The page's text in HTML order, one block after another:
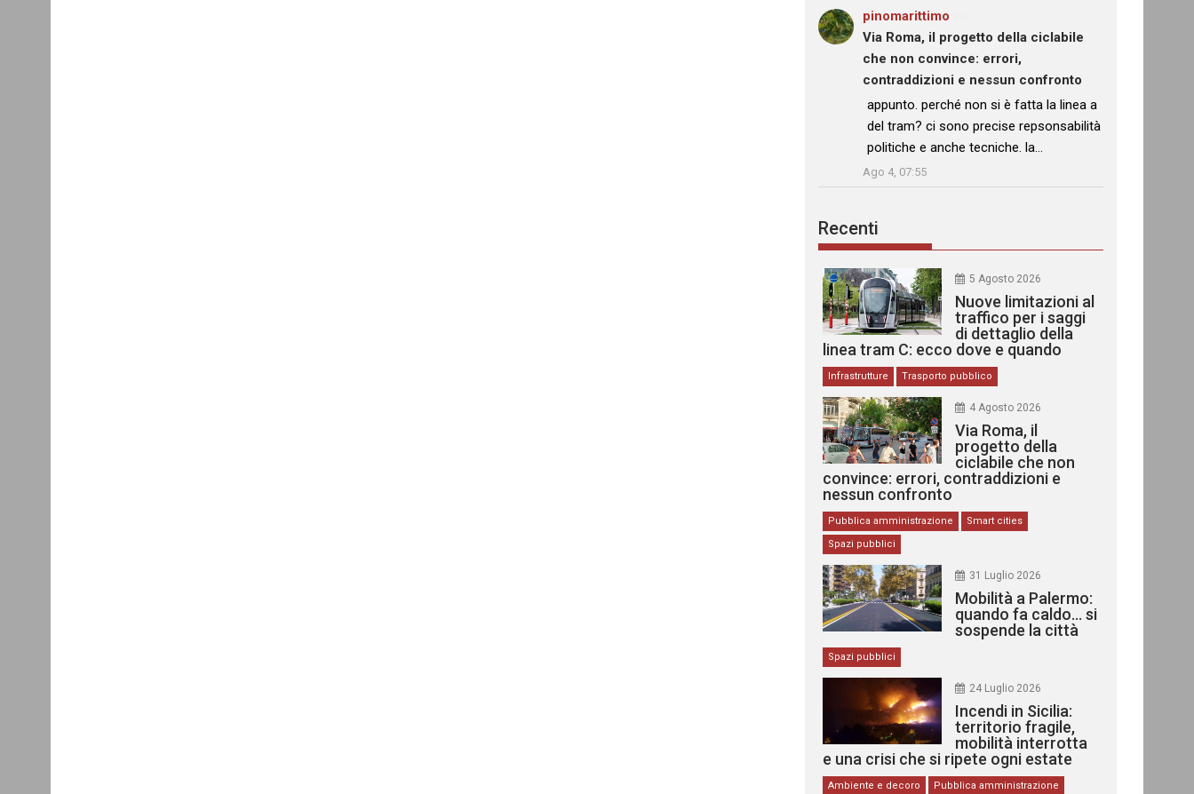
pinomarittimo
Via Roma, il progetto della ciclabile
che non convince: errori,
contraddizioni e nessun confronto
: “
appunto. perché non si è fatta la linea a
del tram? ci sono precise repsonsabilità
politiche e anche tecniche. la…
Ago 4, 07:55
Recenti
5 Agosto 2026
Nuove limitazioni al
traffico per i saggi
di dettaglio della
linea tram C: ecco dove e quando
Infrastrutture Trasporto pubblico
4 Agosto 2026
Via Roma, il
progetto della
ciclabile che non
convince: errori, contraddizioni e
nessun confronto
Pubblica amministrazione
Smart cities
Spazi pubblici
31 Luglio 2026
Mobilità a Palermo:
quando fa caldo… si
sospende la città
Spazi pubblici
24 Luglio 2026
Incendi in Sicilia:
territorio fragile,
mobilità interrotta
e una crisi che si ripete ogni estate
Ambiente e decoro Pubblica amministrazione